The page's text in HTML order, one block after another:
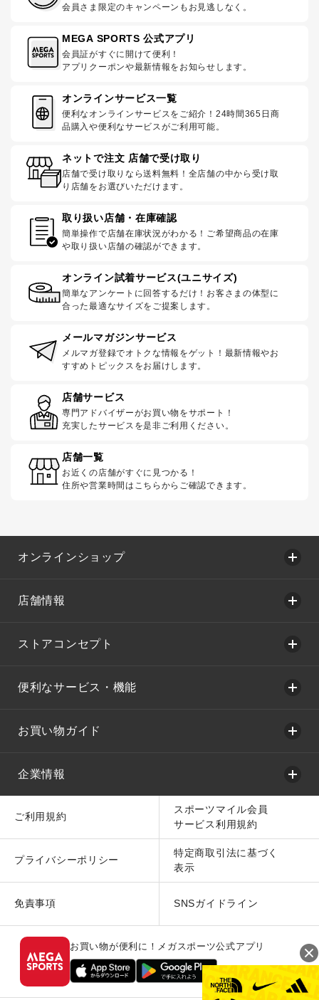
会員さま限定のキャンペーンもお見逃しなく。
MEGA SPORTS 公式アプリ
会員証がすぐに開けて便利！
アプリクーポンや最新情報をお知らせします。
オンラインサービス一覧
便利なオンラインサービスをご紹介！24時間365日商
品購入や便利なサービスがご利用可能。
ネットで注文 店舗で受け取り
店舗で受け取りなら送料無料！全店舗の中から受け取
り店舗をお選びいただけます。
取り扱い店舗・在庫確認
簡単操作で店舗在庫状況がわかる！ご希望商品の在庫
や取り扱い店舗の確認ができます。
オンライン試着サービス(ユニサイズ)
簡単なアンケートに回答するだけ！お客さまの体型に
合った最適なサイズをご提案します。
メールマガジンサービス
メルマガ登録でオトクな情報をゲット！最新情報やお
すすめトピックスをお届けします。
店舗サービス
専門アドバイザーがお買い物をサポート！
充実したサービスを是非ご利用ください。
店舗一覧
お近くの店舗がすぐに見つかる！
住所や営業時間はこちらからご確認できます。
オンラインショップ
店舗情報
ストアコンセプト
便利なサービス・機能
お買い物ガイド
企業情報
ご利用規約
スポーツマイル会員
サービス利用規約
プライバシーポリシー
特定商取引法に基づく
表示
免責事項 SNSガイドライン
お買い物が便利に！メガスポーツ公式アプリ